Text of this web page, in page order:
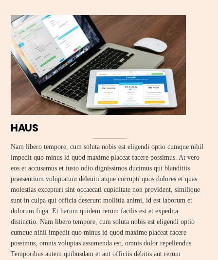
HAUS
Nam libero tempore, cum soluta nobis est eligendi optio cumque nihil
impedit quo minus id quod maxime placeat facere possimus. At vero
eos et accusamus et iusto odio dignissimos ducimus qui blanditiis
praesentium voluptatum deleniti atque corrupti quos dolores et quas
molestias excepturi sint occaecati cupiditate non provident, similique
sunt in culpa qui officia deserunt mollitia animi, id est laborum et
dolorum fuga. Et harum quidem rerum facilis est et expedita
distinctio. Nam libero tempore, cum soluta nobis est eligendi optio
cumque nihil impedit quo minus id quod maxime placeat facere
possimus, omnis voluptas assumenda est, omnis dolor repellendus.
Temporibus autem quibusdam et aut officiis debitis aut rerum